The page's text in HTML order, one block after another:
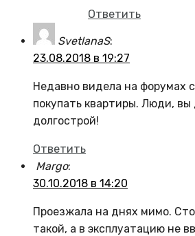
Ответить
SvetlanaS:
23.08.2018 в 19:27
Недавно видела на форумах
покупать квартиры. Люди,
долгострой!
Ответить
Margo:
30.10.2018 в 14:20
Проезжала на днях мимо.
такой, а в эксплуатацию не